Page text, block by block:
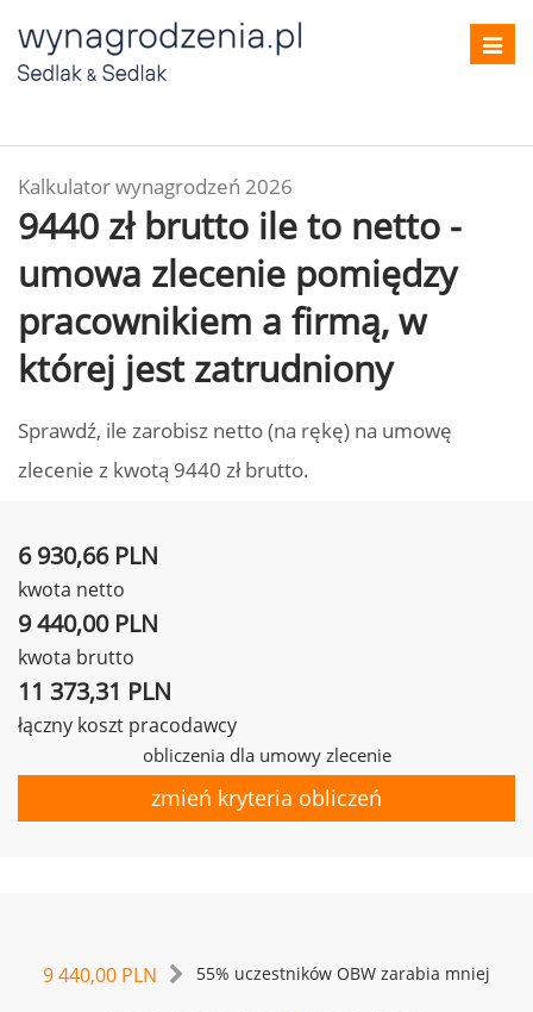
Kalkulator wynagrodzeń 2026
9440 zł brutto ile to netto -
umowa zlecenie pomiędzy
pracownikiem a firmą, w
której jest zatrudniony
Sprawdź, ile zarobisz netto (na rękę) na umowę
zlecenie z kwotą 9440 zł brutto.
6 930,66 PLN
kwota netto
9 440,00 PLN
kwota brutto
11 373,31 PLN
łączny koszt pracodawcy
obliczenia dla umowy zlecenie
zmień kryteria obliczeń
9 440,00 PLN 55% uczestników OBW zarabia mniej